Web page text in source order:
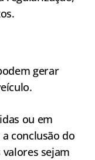
gerar
ou em
conclusão do
sejam